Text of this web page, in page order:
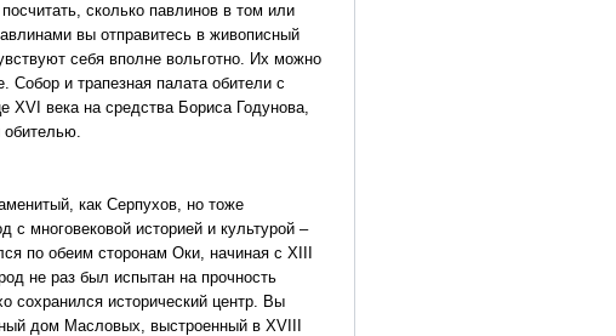
сколько павлинов в том или
вы отправитесь в живописный
себя вполне вольготно. Их можно
Собор и трапезная палата обители с
XVI века на средства Бориса Годунова,
обителью.
как Серпухов, но тоже
с многовековой историей и культурой –
по обеим сторонам Оки, начиная с XIII
не раз был испытан на прочность
сохранился исторический центр. Вы
дом Масловых, выстроенный в XVIII